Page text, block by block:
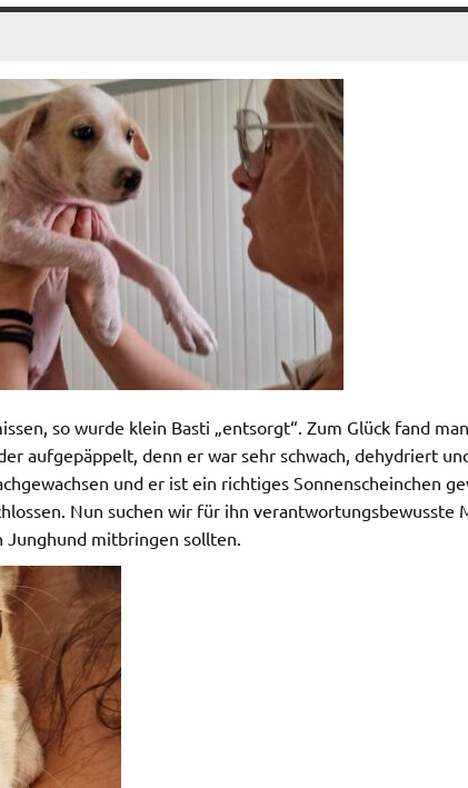
so wurde klein Basti „entsorgt“. Zum Glück fand
aufgepäppelt, denn er war sehr schwach, dehydriert
und er ist ein richtiges Sonnenscheinchen
Nun suchen wir für ihn verantwortungsbewusste
mitbringen sollten.